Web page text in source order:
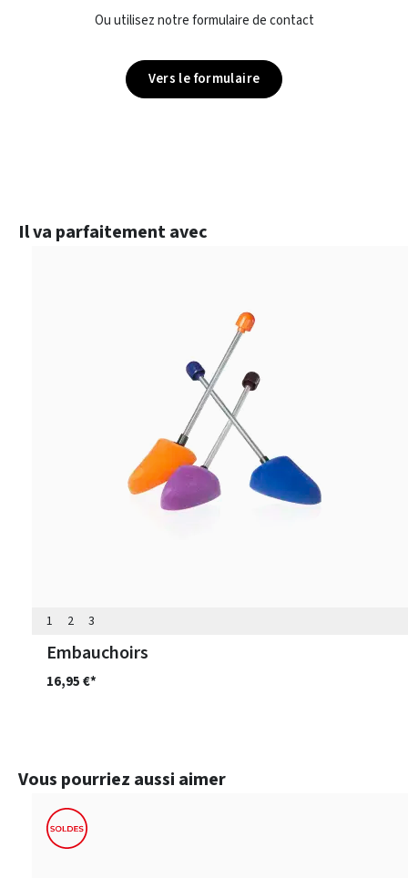
Ou utilisez notre formulaire de contact
Vers le formulaire
Ignorer la galerie de produits
Il va parfaitement avec
1 2 3
Embauchoirs
16,95 €*
Ignorer la galerie de produits
Vous pourriez aussi aimer